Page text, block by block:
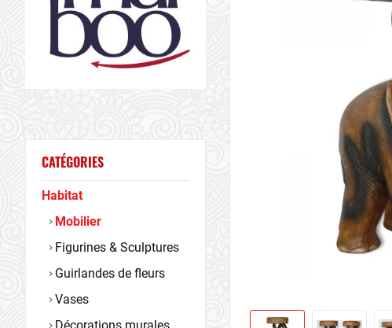
CATÉGORIES
Habitat
Mobilier
Figurines & Sculptures
Guirlandes de fleurs
Vases